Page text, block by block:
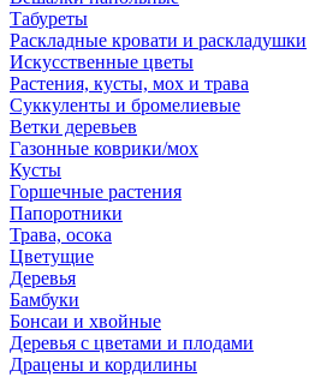
Табуреты
Раскладные кровати и раскладушки
Искусственные цветы
Растения, кусты, мох и трава
Суккуленты и бромелиевые
Ветки деревьев
Газонные коврики/мох
Кусты
Горшечные растения
Папоротники
Трава, осока
Цветущие
Деревья
Бамбуки
Бонсаи и хвойные
Деревья с цветами и плодами
Драцены и кордилины